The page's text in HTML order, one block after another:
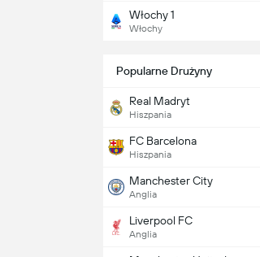
Włochy 1
Włochy
Popularne Drużyny
Real Madryt
Hiszpania
FC Barcelona
Hiszpania
Manchester City
Anglia
Liverpool FC
Anglia